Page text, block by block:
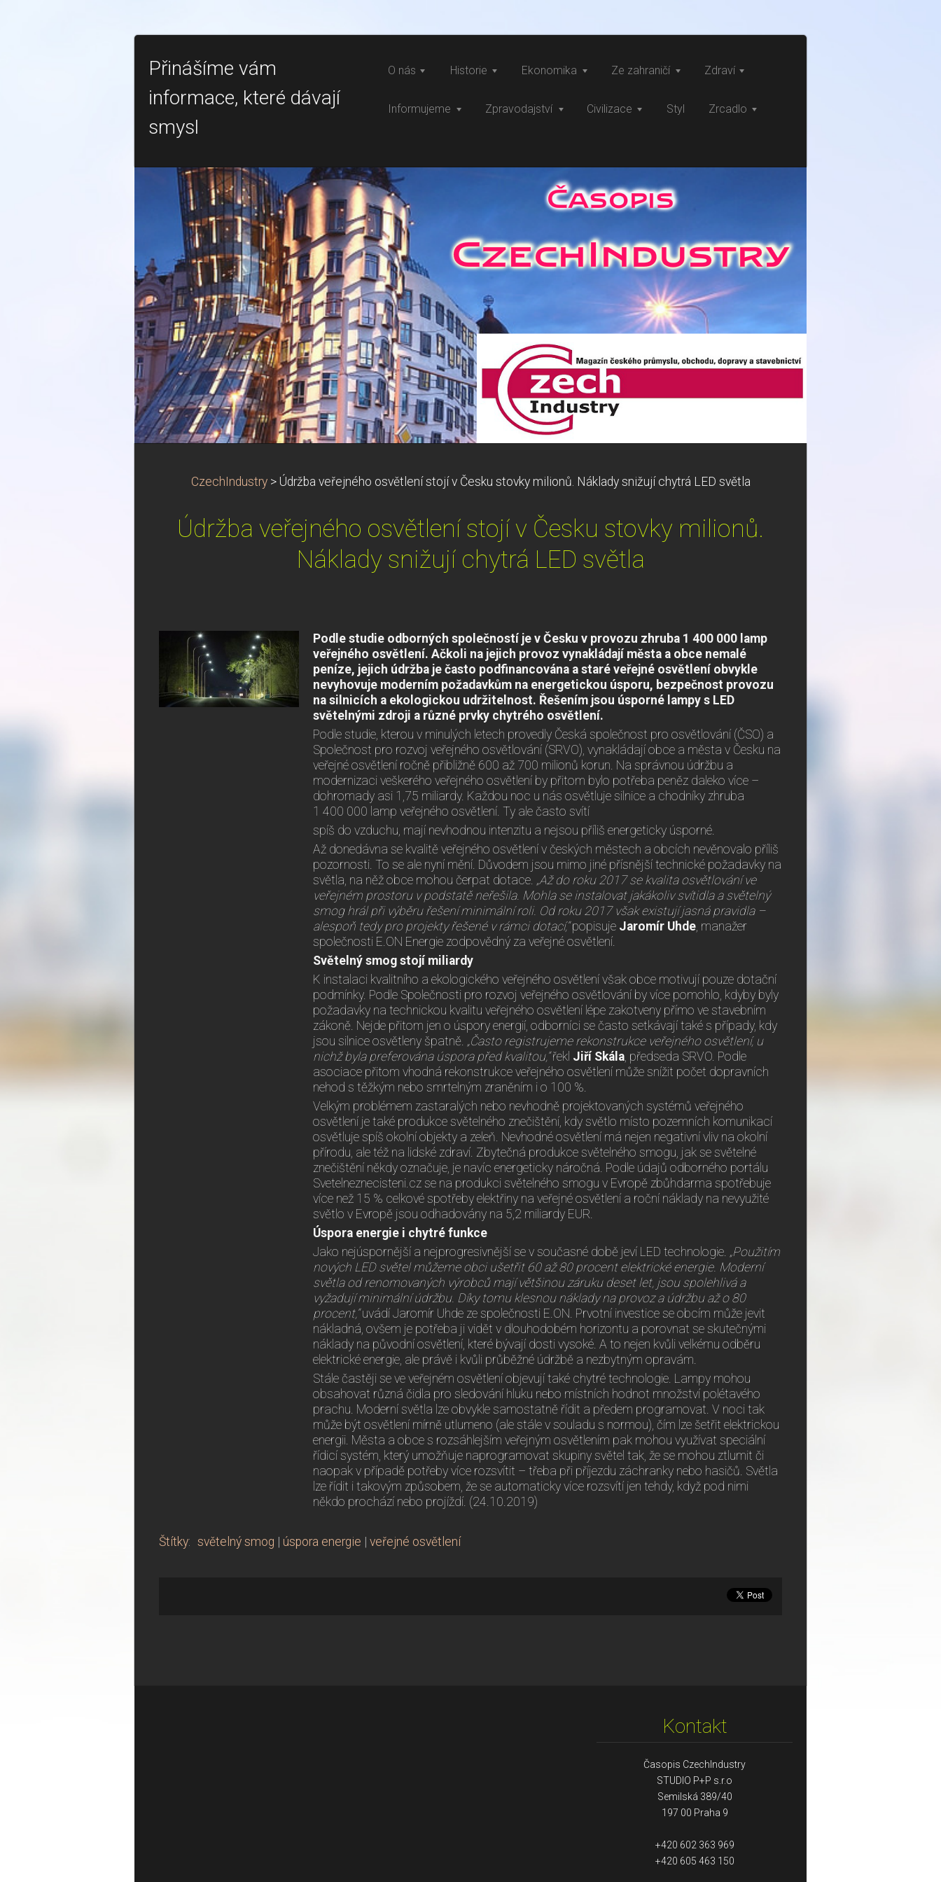
Přinášíme vám
informace, které dávají
smysl
O nás Historie Ekonomika Ze zahraničí Zdraví
Informujeme Zpravodajství Civilizace Styl Zrcadlo
CzechIndustry > Údržba veřejného osvětlení stojí v Česku stovky milionů. Náklady snižují chytrá LED světla
Údržba veřejného osvětlení stojí v Česku stovky milionů.
Náklady snižují chytrá LED světla
Podle studie odborných společností je v Česku v provozu zhruba 1 400 000 lamp
veřejného osvětlení. Ačkoli na jejich provoz vynakládají města a obce nemalé
peníze, jejich údržba je často podfinancována a staré veřejné osvětlení obvykle
nevyhovuje moderním požadavkům na energetickou úsporu, bezpečnost provozu
na silnicích a ekologickou udržitelnost. Řešením jsou úsporné lampy s LED
světelnými zdroji a různé prvky chytrého osvětlení.
Podle studie, kterou v minulých letech provedly Česká společnost pro osvětlování (ČSO) a
Společnost pro rozvoj veřejného osvětlování (SRVO), vynakládají obce a města v Česku na
veřejné osvětlení ročně přibližně 600 až 700 milionů korun. Na správnou údržbu a
modernizaci veškerého veřejného osvětlení by přitom bylo potřeba peněz daleko více –
dohromady asi 1,75 miliardy. Každou noc u nás osvětluje silnice a chodníky zhruba
1 400 000 lamp veřejného osvětlení. Ty ale často svítí
spíš do vzduchu, mají nevhodnou intenzitu a nejsou příliš energeticky úsporné.
Až donedávna se kvalitě veřejného osvětlení v českých městech a obcích nevěnovalo příliš
pozornosti. To se ale nyní mění. Důvodem jsou mimo jiné přísnější technické požadavky na
světla, na něž obce mohou čerpat dotace. „Až do roku 2017 se kvalita osvětlování ve
veřejném prostoru v podstatě neřešila. Mohla se instalovat jakákoliv svítidla a světelný
smog hrál při výběru řešení minimální roli. Od roku 2017 však existují jasná pravidla –
alespoň tedy pro projekty řešené v rámci dotací,“popisuje Jaromír Uhde, manažer
společnosti E.ON Energie zodpovědný za veřejné osvětlení.
Světelný smog stojí miliardy
K instalaci kvalitního a ekologického veřejného osvětlení však obce motivují pouze dotační
podmínky. Podle Společnosti pro rozvoj veřejného osvětlování by více pomohlo, kdyby byly
požadavky na technickou kvalitu veřejného osvětlení lépe zakotveny přímo ve stavebním
zákoně. Nejde přitom jen o úspory energií, odborníci se často setkávají také s případy, kdy
jsou silnice osvětleny špatně. „Často registrujeme rekonstrukce veřejného osvětlení, u
nichž byla preferována úspora před kvalitou,“řekl Jiří Skála, předseda SRVO. Podle
asociace přitom vhodná rekonstrukce veřejného osvětlení může snížit počet dopravních
nehod s těžkým nebo smrtelným zraněním i o 100 %.
Velkým problémem zastaralých nebo nevhodně projektovaných systémů veřejného
osvětlení je také produkce světelného znečištění, kdy světlo místo pozemních komunikací
osvětluje spíš okolní objekty a zeleň. Nevhodné osvětlení má nejen negativní vliv na okolní
přírodu, ale též na lidské zdraví. Zbytečná produkce světelného smogu, jak se světelné
znečištění někdy označuje, je navíc energeticky náročná. Podle údajů odborného portálu
Svetelneznecisteni.cz se na produkci světelného smogu v Evropě zbůhdarma spotřebuje
více než 15 % celkové spotřeby elektřiny na veřejné osvětlení a roční náklady na nevyužité
světlo v Evropě jsou odhadovány na 5,2 miliardy EUR.
Úspora energie i chytré funkce
Jako nejúspornější a nejprogresivnější se v současné době jeví LED technologie. „Použitím
nových LED světel můžeme obci ušetřit 60 až 80 procent elektrické energie. Moderní
světla od renomovaných výrobců mají většinou záruku deset let, jsou spolehlivá a
vyžadují minimální údržbu. Díky tomu klesnou náklady na provoz a údržbu až o 80
procent,“uvádí Jaromír Uhde ze společnosti E.ON. Prvotní investice se obcím může jevit
nákladná, ovšem je potřeba ji vidět v dlouhodobém horizontu a porovnat se skutečnými
náklady na původní osvětlení, které bývají dosti vysoké. A to nejen kvůli velkému odběru
elektrické energie, ale právě i kvůli průběžné údržbě a nezbytným opravám.
Stále častěji se ve veřejném osvětlení objevují také chytré technologie. Lampy mohou
obsahovat různá čidla pro sledování hluku nebo místních hodnot množství polétavého
prachu. Moderní světla lze obvykle samostatně řídit a předem programovat. V noci tak
může být osvětlení mírně utlumeno (ale stále v souladu s normou), čím lze šetřit elektrickou
energii. Města a obce s rozsáhlejším veřejným osvětlením pak mohou využívat speciální
řídicí systém, který umožňuje naprogramovat skupiny světel tak, že se mohou ztlumit či
naopak v případě potřeby více rozsvítit – třeba při příjezdu záchranky nebo hasičů. Světla
lze řídit i takovým způsobem, že se automaticky více rozsvítí jen tehdy, když pod nimi
někdo prochází nebo projíždí. (24.10.2019)
Štítky: světelný smog úspora energie veřejné osvětlení
Kontakt
Časopis CzechIndustry
STUDIO P+P s.r.o
Semilská 389/40
197 00 Praha 9
+420 602 363 969
+420 605 463 150